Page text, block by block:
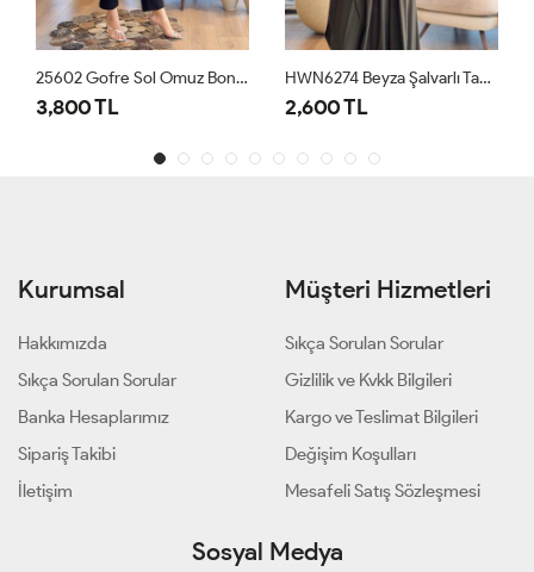
25602 Gofre Sol Omuz Boncuk İşli 3lü Takım Siyah
3,800 TL
HWN6274 Beyza Şalvarlı Takım Haki
2,600 TL
Kurumsal
Hakkımızda
Sıkça Sorulan Sorular
Banka Hesaplarımız
Sipariş Takibi
İletişim
Müşteri Hizmetleri
Sıkça Sorulan Sorular
Gizlilik ve Kvkk Bilgileri
Kargo ve Teslimat Bilgileri
Değişim Koşulları
Mesafeli Satış Sözleşmesi
Sosyal Medya